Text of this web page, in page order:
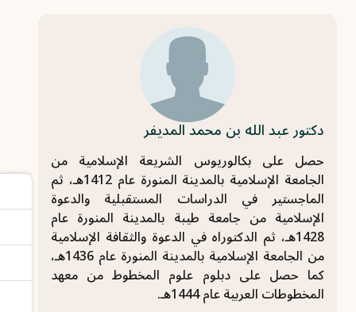
دكتور عبد الله بن محمد المديفر
حصل على بكالوريوس الشريعة الإسلامية من
الجامعة الإسلامية بالمدينة المنورة عام 1412هـ، ثم
الماجستير في الدراسات المستقبلية والدعوة
الإسلامية من جامعة طيبة بالمدينة المنورة عام
1428هـ، ثم الدكتوراه في الدعوة والثقافة الإسلامية
من الجامعة الإسلامية بالمدينة المنورة عام 1436هـ،
كما حصل على دبلوم علوم المخطوط من معهد
المخطوطات العربية عام 1444هـ.